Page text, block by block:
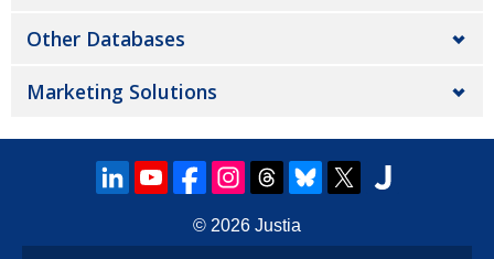
Other Databases
Marketing Solutions
© 2026 Justia